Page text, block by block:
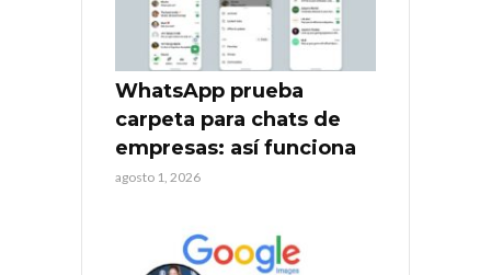
WhatsApp prueba
carpeta para chats de
empresas: así funciona
agosto 1, 2026